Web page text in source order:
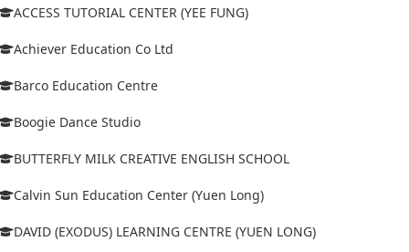
ACCESS TUTORIAL CENTER (YEE FUNG)
Achiever Education Co Ltd
Barco Education Centre
Boogie Dance Studio
BUTTERFLY MILK CREATIVE ENGLISH SCHOOL
Calvin Sun Education Center (Yuen Long)
DAVID (EXODUS) LEARNING CENTRE (YUEN LONG)